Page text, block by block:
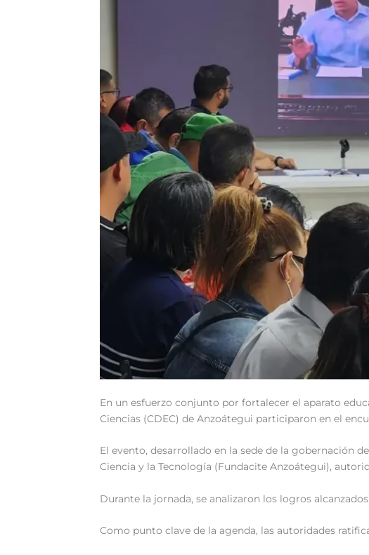
En un esfuerzo conjunto por fortalecer el aparato
Ciencias (CDEC) de Anzoátegui participaron en el
El evento, desarrollado en la sede de la gobernación
Ciencia y la Tecnología (Fundacite Anzoátegui),
Durante la jornada, se analizaron los logros
Como punto clave de la agenda, las autoridades